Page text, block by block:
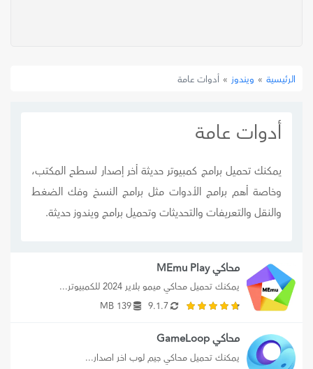
الرئيسية » ويندوز » أدوات عامة
أدوات عامة
يمكنك تحميل برامج كمبيوتر حديثة أخر إصدار لسطح المكتب،
وخاصة أهم برامج الأدوات مثل برامج النسخ وفك الضغط
والنقل والتعريفات والتحديثات وتحميل برامج ويندوز حديثة.
محاكي MEmu Play
يمكنك تحميل محاكي ميمو بلاير 2024 للكمبيوتر...
9.1.7
139 MB
محاكي GameLoop
يمكنك تحميل محاكي جيم لوب اخر اصدار...